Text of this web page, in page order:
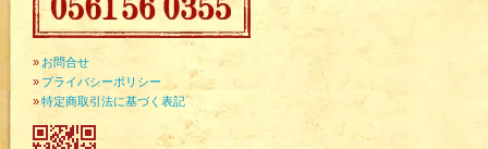
» お問合せ
» プライバシーポリシー
»特定商取引法に基づく表記